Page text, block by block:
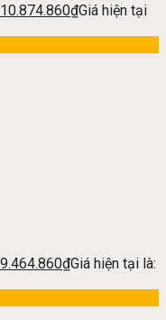
10.874.860₫Giá hiện tại
9.464.860₫Giá hiện tại là: